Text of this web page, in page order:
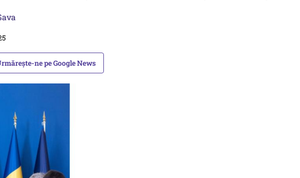
ne pe Google News